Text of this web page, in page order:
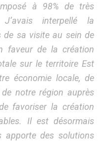
à 98% de très
interpellé la
de sa visite au sein de
faveur de la création
sur le territoire Est
économie locale, de
notre région auprès
favoriser la création
Il est désormais
apporte des solutions